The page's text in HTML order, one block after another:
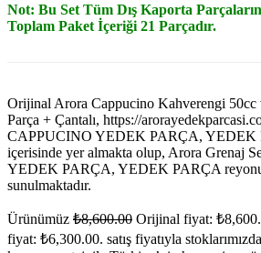
Not: Bu Set Tüm Dış Kaporta
Toplam Paket İçeriği 21 Parçadır.
Orijinal Arora Cappucino Kahverengi 50cc
Parça + Çantalı, https://
CAPPUCINO YEDEK PARÇA, YEDEK
içerisinde yer almakta olup, Arora Grenaj
YEDEK PARÇA, YEDEK PARÇA
sunulmaktadır.
Ürünümüz ₺8,600.00 Orijinal fiyat:
fiyat: ₺6,300.00. satış fiyatıyla